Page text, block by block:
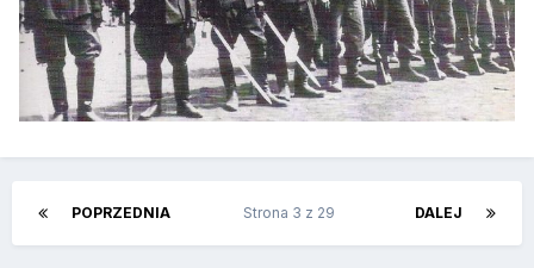
POPRZEDNIA DALEJ
Strona 3 z 29